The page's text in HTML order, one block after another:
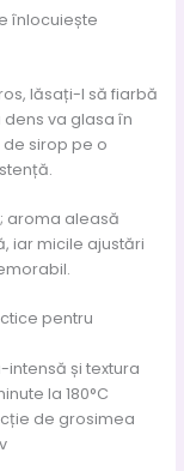
înlocuiește
lăsați-l să fiarbă
va glasa în
sirop pe o
aroma aleasă
iar micile ajustări
pentru
și textura
la 180°C
de grosimea